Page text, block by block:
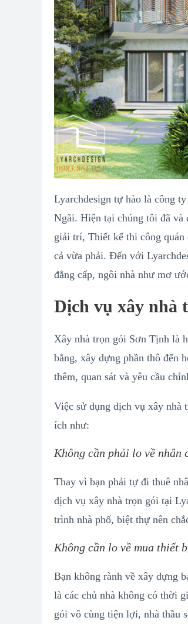
Lyarchdesign tự hào là công
Ngãi. Hiện tại chúng tôi đã
giải trí, Thiết kế thi công
cả vừa phải. Đến với
đẳng cấp, ngôi nhà như mơ
Dịch vụ xây nhà
Xây nhà trọn gói Sơn Tịnh là
bằng, xây dựng phần thô đến
thêm, quan sát và yêu cầu
Việc sử dụng dịch vụ xây nhà
ích như:
Không cần phải lo về nhân
Thay vì bạn phải tự đi thuê
dịch vụ xây nhà trọn gói tại
trình nhà phố, biệt thự nên
Không cần lo về mua thiết
Bạn không rành về xây dựng
là các chủ nhà không có thời
gói vô cùng tiện lợi, nhà thầu